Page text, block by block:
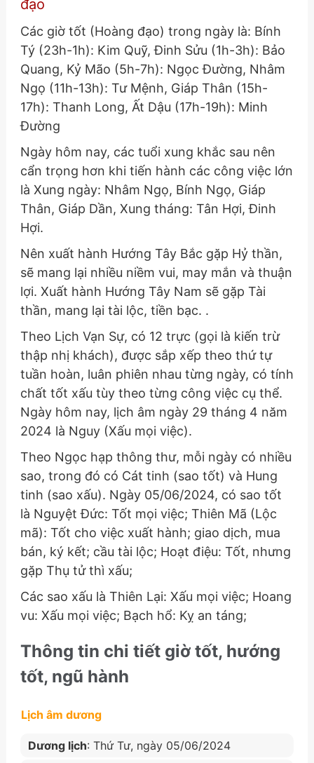
đạo
Các giờ tốt (Hoàng đạo) trong ngày là: Bính
Tý (23h-1h): Kim Quỹ, Đinh Sửu (1h-3h): Bảo
Quang, Kỷ Mão (5h-7h): Ngọc Đường, Nhâm
Ngọ (11h-13h): Tư Mệnh, Giáp Thân (15h-
17h): Thanh Long, Ất Dậu (17h-19h): Minh
Đường
Ngày hôm nay, các tuổi xung khắc sau nên
cẩn trọng hơn khi tiến hành các công việc lớn
là Xung ngày: Nhâm Ngọ, Bính Ngọ, Giáp
Thân, Giáp Dần, Xung tháng: Tân Hợi, Đinh
Hợi.
Nên xuất hành Hướng Tây Bắc gặp Hỷ thần,
sẽ mang lại nhiều niềm vui, may mắn và thuận
lợi. Xuất hành Hướng Tây Nam sẽ gặp Tài
thần, mang lại tài lộc, tiền bạc. .
Theo Lịch Vạn Sự, có 12 trực (gọi là kiến trừ
thập nhị khách), được sắp xếp theo thứ tự
tuần hoàn, luân phiên nhau từng ngày, có tính
chất tốt xấu tùy theo từng công việc cụ thể.
Ngày hôm nay, lịch âm ngày 29 tháng 4 năm
2024 là Nguy (Xấu mọi việc).
Theo Ngọc hạp thông thư, mỗi ngày có nhiều
sao, trong đó có Cát tinh (sao tốt) và Hung
tinh (sao xấu). Ngày 05/06/2024, có sao tốt
là Nguyệt Đức: Tốt mọi việc; Thiên Mã (Lộc
mã): Tốt cho việc xuất hành; giao dịch, mua
bán, ký kết; cầu tài lộc; Hoạt điệu: Tốt, nhưng
gặp Thụ tử thì xấu;
Các sao xấu là Thiên Lại: Xấu mọi việc; Hoang
vu: Xấu mọi việc; Bạch hổ: Kỵ an táng;
Thông tin chi tiết giờ tốt, hướng
tốt, ngũ hành
Lịch âm dương
Dương lịch: Thứ Tư, ngày 05/06/2024